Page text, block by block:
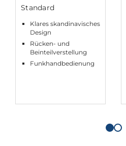
Standard
Klares skandinavisches
Design
Rücken- und
Beinteilverstellung
Funkhandbedienung